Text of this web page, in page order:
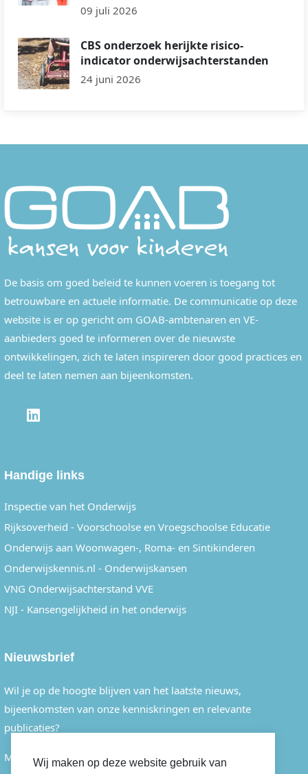
Wij maken op deze website gebruik van
09 juli 2026
CBS onderzoek herijkte risico-
indicator onderwijsachterstanden
24 juni 2026
De basis om goed beleid te kunnen voeren is toegang tot
betrouwbare en actuele informatie. De communicatie op deze
website is er op gericht om GOAB-ambtenaren en VE-
aanbieders goed te informeren over de nieuwste
ontwikkelingen, zich te laten inspireren door good practices en
deel te laten nemen aan bijeenkomsten.
Handige links
Inspectie van het Onderwijs
Rijksoverheid - Voorschoolse en Vroegschoolse Educatie
Onderwijs aan Woonwagen-, Roma- en Sintikinderen
Onderwijskennis.nl - Onderwijskansen
VNG Onderwijsachterstand VVE
NJI - Kansengelijkheid in het onderwijs
Nieuwsbrief
Wil je op de hoogte blijven van het laatste nieuws,
bijeenkomsten van onze kenniskringen en relevante
publicaties?
Meld je dan eenvoudig aan voor onze nieuwsbrief.